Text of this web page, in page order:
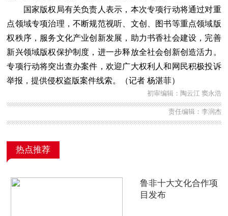
国家版权局有关负责人表示，本次专项行动将通过对重
点领域专项治理，不断规范视听、文创、图书等重点领域版
权秩序，服务文化产业创新发展，助力书香社会建设，完善
新兴领域版权保护制度，进一步释放全社会创新创造活力。
专项行动将突出查办案件，欢迎广大权利人和网民积极投诉
举报，提供侵权盗版案件线索。（记者 杨湛菲）
初审编辑：陶云江 窦永浩
责任编辑：李润杰
热点推荐
鲁非十大文化合作项
目发布